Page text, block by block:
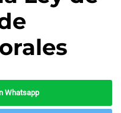
Whatsapp